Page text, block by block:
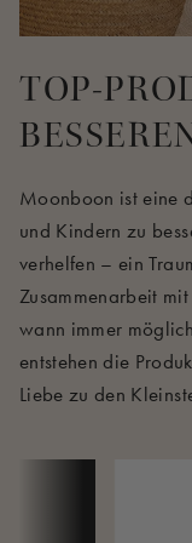
TOP-
Moonboon ist eine
und Kindern zu
verhelfen – ein
Zusammenarbeit
wann immer
entstehen die
Liebe zu den